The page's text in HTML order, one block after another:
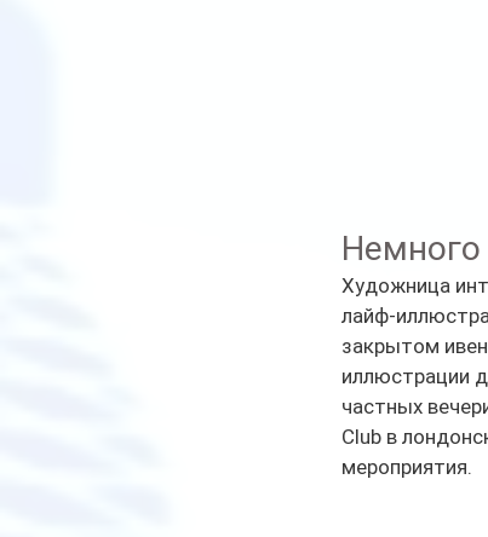
Художница
лайф-
закрытом
иллюстрации
частных
Club в
мероприятия.